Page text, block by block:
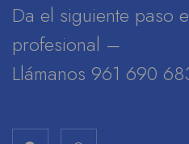
Da el siguiente paso
profesional –
Llámanos 961 690